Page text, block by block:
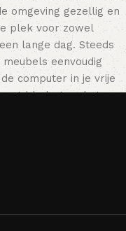
omgeving gezellig en
plek voor zowel
lange dag. Steeds
eenvoudig
computer in je vrije
bladert en het
online winkel biedt
voor zowel thuis als
van kunst